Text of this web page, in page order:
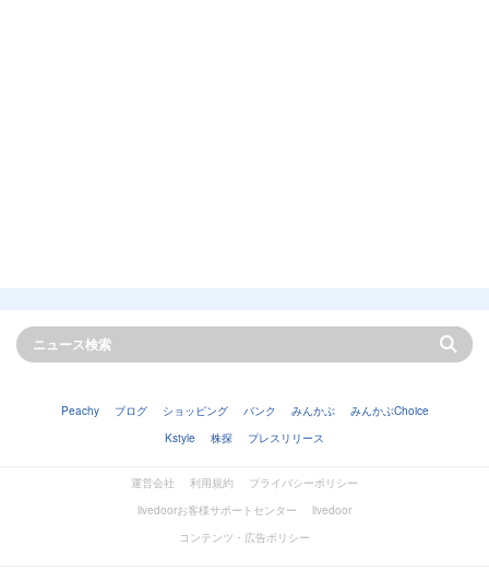
Peachy ブログ ショッピング バンク みんかぶ
みんかぶChoice
Kstyle
株探 プレスリリース
運営会社 利用規約
プライバシーポリシー
livedoorお客様サポートセンター
livedoor
コンテンツ・広告ポリシー